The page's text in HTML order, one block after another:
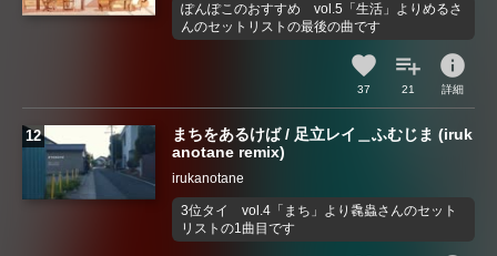
ぽんぽこのおすすめ vol.5「生活」よりめるさ
んのセットリストの最後の曲です
37 21
info
詳細
まちをあるけば / 足立レイ＿ふむじま (iruk
anotane remix)
irukanotane
3位タイ vol.4「まち」より毳蟲さんのセット
リストの1曲目です